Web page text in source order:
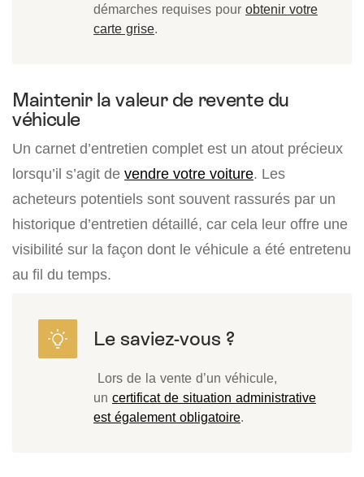
démarches requises pour obtenir votre
carte grise.
Maintenir la valeur de revente du
véhicule
Un carnet d’entretien complet est un atout précieux
lorsqu’il s’agit de vendre votre voiture. Les
acheteurs potentiels sont souvent rassurés par un
historique d’entretien détaillé, car cela leur offre une
visibilité sur la façon dont le véhicule a été entretenu
au fil du temps.
Lors de la vente d’un véhicule,
un certificat de situation administrative
est également obligatoire.